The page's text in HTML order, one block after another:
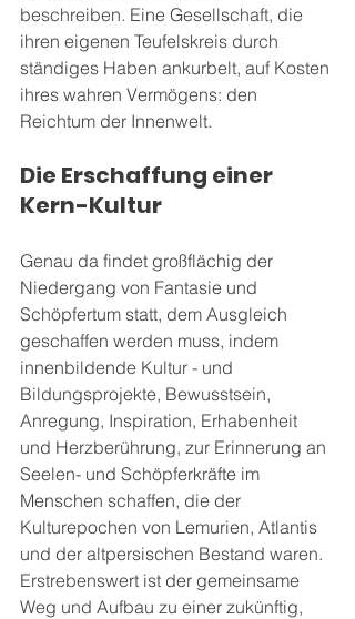
beschreiben. Eine Gesellschaft, die
ihren eigenen Teufelskreis durch
ständiges Haben ankurbelt, auf Kosten
ihres wahren Vermögens: den
Reichtum der Innenwelt.
Die Erschaffung einer
Kern-Kultur
Genau da findet großflächig der
Niedergang von Fantasie und
Schöpfertum statt, dem Ausgleich
geschaffen werden muss, indem
innenbildende Kultur - und
Bildungsprojekte, Bewusstsein,
Anregung, Inspiration, Erhabenheit
und Herzberührung, zur Erinnerung an
Seelen- und Schöpferkräfte im
Menschen schaffen, die der
Kulturepochen von Lemurien, Atlantis
und der altpersischen Bestand waren.
Erstrebenswert ist der gemeinsame
Weg und Aufbau zu einer zukünftig,